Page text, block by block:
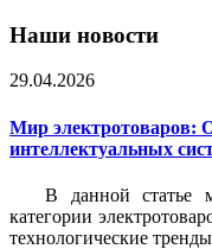
Наши новости
29.04.2026
Мир электротоваров:
интеллектуальных
В данной статье
категории
технологические тренды